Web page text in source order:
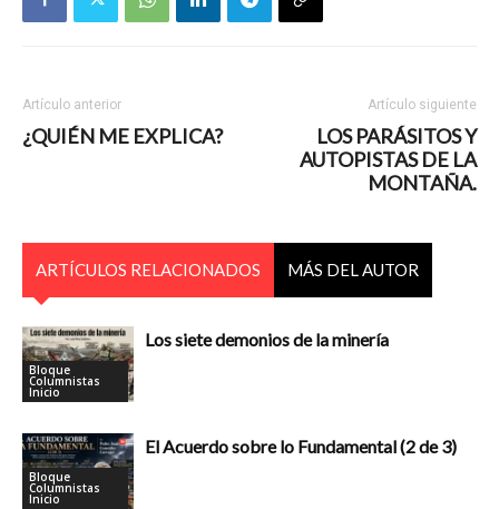
Artículo anterior
¿QUIÉN ME EXPLICA?
Artículo siguiente
LOS PARÁSITOS Y
AUTOPISTAS DE LA
MONTAÑA.
ARTÍCULOS RELACIONADOS MÁS DEL AUTOR
Bloque
Columnistas
Inicio
Los siete demonios de la minería
Bloque
Columnistas
Inicio
El Acuerdo sobre lo Fundamental (2 de 3)